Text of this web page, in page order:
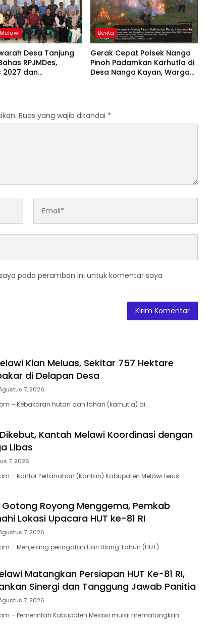
Desa Tanjung
RPJMDes,
2027 dan
Berita
Gerak Cepat Polsek Nanga
Pinoh Padamkan Karhutla di
Desa Nanga Kayan, Warga
Ruas yang wajib ditandai *
pada peramban ini untuk komentar saya
Kian Meluas, Sekitar 757 Hektare
di Delapan Desa
7, 2026
– Kebakaran hutan dan lahan (karhutla) di…
Dikebut, Kantah Melawi Koordinasi dengan
Libas
7, 2026
– Kantor Pertanahan (Kantah) Kabupaten Melawi terus…
Royong Menggema, Pemkab
Lokasi Upacara HUT ke-81 RI
7, 2026
– Menjelang peringatan Hari Ulang Tahun (HUT)…
Matangkan Persiapan HUT Ke-81 RI,
Sinergi dan Tanggung Jawab Panitia
7, 2026
– Pemerintah Kabupaten Melawi mulai mematangkan